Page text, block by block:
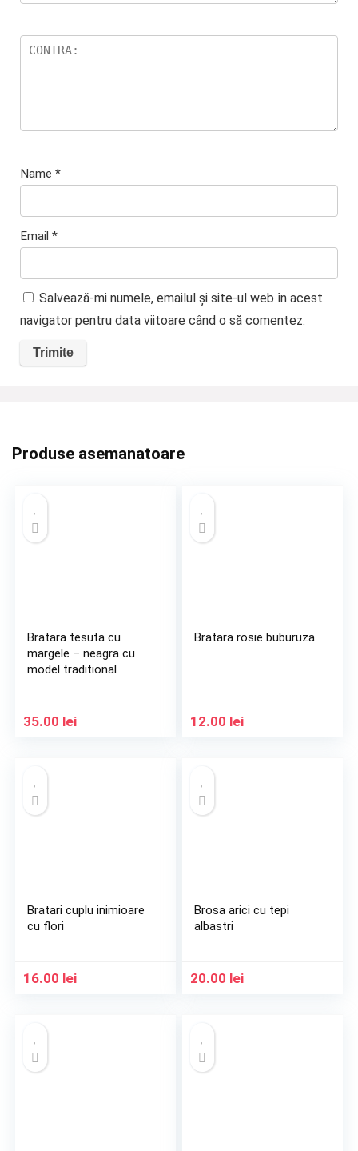
Name *
Email *
Salvează-mi numele, emailul și site-ul web în acest
navigator pentru data viitoare când o să comentez.
Produse asemanatoare
Bratara tesuta cu
margele – neagra cu
model traditional
35.00 lei
Bratara rosie buburuza
12.00 lei
Bratari cuplu inimioare
cu flori
16.00 lei
Brosa arici cu tepi
albastri
20.00 lei